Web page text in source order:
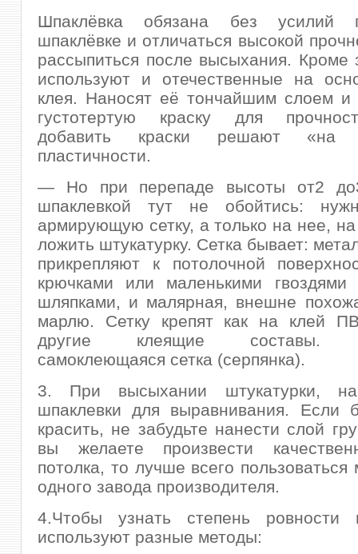
Шпаклёвка обязана без усилий
шпаклёвке и отличаться высокой
рассыпиться после высыхания. Кроме
используют и отечественные на
клея. Наносят её тончайшим слоем
густотертую краску для
добавить краски решают «на
пластичности.
— Но при перепаде высоты от2
шпаклевкой тут не обойтись:
армирующую сетку, а только на нее,
ложить штукатурку. Сетка бывает:
прикрепляют к потолочной
крючками или маленькими
шляпками, и малярная, внешне
марлю. Сетку крепят как на клей
другие клеящие составы.
самоклеющаяся сетка (серпянка).
3. При высыхании штукатурки,
шпаклевки для выравнивания. Если
красить, не забудьте нанести слой
вы желаете произвести
потолка, то лучше всего
одного завода производителя.
4.Чтобы узнать степень ровности
используют разные методы: